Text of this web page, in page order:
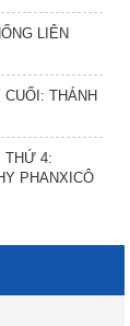
LIÊN
CUỐI: THÁNH
THỨ 4:
PHANXICÔ